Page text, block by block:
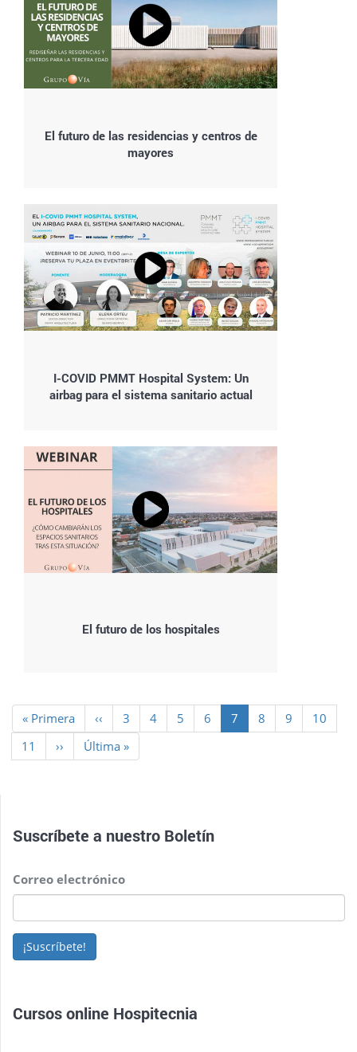
El futuro de las residencias y centros de
mayores
I-COVID PMMT Hospital System: Un
airbag para el sistema sanitario actual
El futuro de los hospitales
Paginación
Primera
página
« Primera
Página
anterior
‹‹ Page
3 Page
4 Page
5 Page
6
Página
actual
7 Page
8 Page
9 Page
10
Page
11
Siguiente
página
››
Última
página
Última »
Suscríbete a nuestro Boletín
Correo electrónico
¡Suscríbete!
Cursos online Hospitecnia